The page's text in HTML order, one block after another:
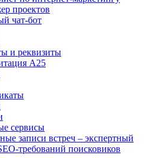
проектов
чат-бот
и реквизиты
А25
сервисы
записи встреч – экспертный
требований поисковиков